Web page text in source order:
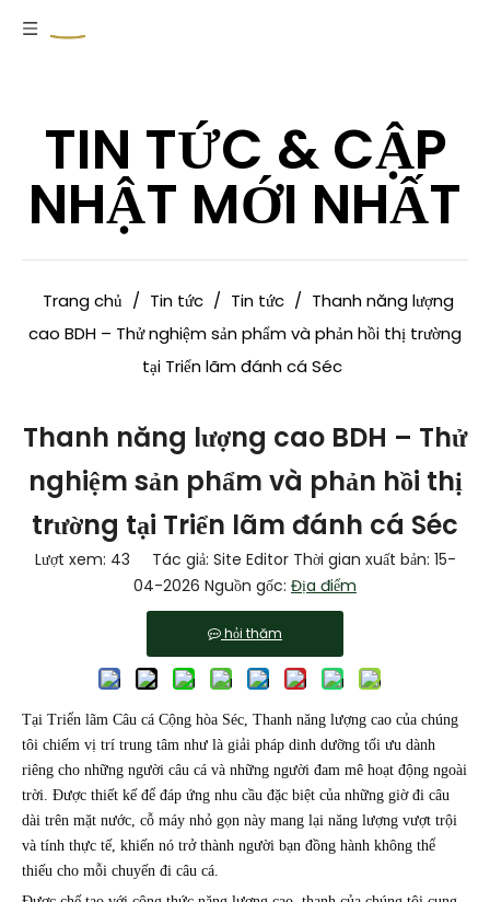
TIN TỨC & CẬP
NHẬT MỚI NHẤT
Trang chủ / Tin tức / Tin tức / Thanh năng lượng
cao BDH – Thử nghiệm sản phẩm và phản hồi thị trường
tại Triển lãm đánh cá Séc
Thanh năng lượng cao BDH – Thử
nghiệm sản phẩm và phản hồi thị
trường tại Triển lãm đánh cá Séc
Lượt xem: 43 Tác giả: Site Editor Thời gian xuất bản: 15-
04-2026 Nguồn gốc: Địa điểm
hỏi thăm
Tại Triển lãm Câu cá Cộng hòa Séc, Thanh năng lượng cao của chúng
tôi chiếm vị trí trung tâm như là giải pháp dinh dưỡng tối ưu dành
riêng cho những người câu cá và những người đam mê hoạt động ngoài
trời. Được thiết kế để đáp ứng nhu cầu đặc biệt của những giờ đi câu
dài trên mặt nước, cỗ máy nhỏ gọn này mang lại năng lượng vượt trội
và tính thực tế, khiến nó trở thành người bạn đồng hành không thể
thiếu cho mỗi chuyến đi câu cá.